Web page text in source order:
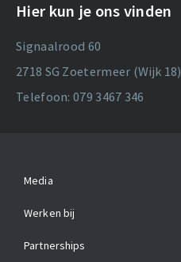
Hier kun je ons vinden
Signaalrood 60
2718 SG Zoetermeer (Wijk 18)
Telefoon: 079 3467 346
Media
Werken bij
Partnerships